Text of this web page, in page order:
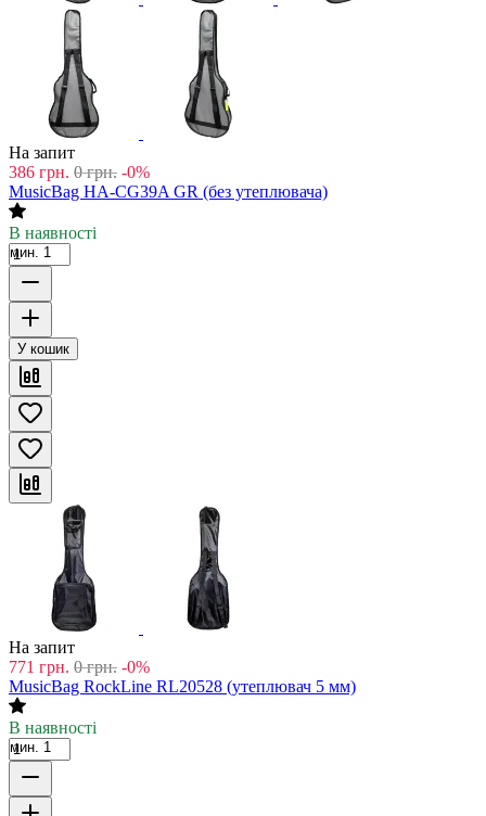
На запит
386 грн. 0 грн. -0%
MusicBag HA-CG39A GR (без утеплювача)
В наявності
мин. 1
У кошик
На запит
771 грн. 0 грн. -0%
MusicBag RockLine RL20528 (утеплювач 5 мм)
В наявності
мин. 1